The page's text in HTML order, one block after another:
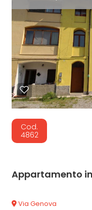
Cod.
4862
Appartamento
Via Genova